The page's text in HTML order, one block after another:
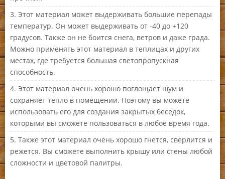
Этот материал может выдерживать большие перепады
температур. Он может выдерживать от -40 до +120
градусов. Также он не боится снега, ветров и даже града.
Можно применять этот материал в теплицах и других
местах, где требуется большая светопропускная
способность.
Этот материал очень хорошо поглощает шум и
сохраняет тепло в помещении. Поэтому вы можете
использовать его для создания закрытых беседок,
которыми вы сможете пользоваться в любое время года.
Также этот материал очень хорошо гнется, сверлится и
режется. Вы сможете выполнить крышу или стены любой
сложности и цветовой палитры.